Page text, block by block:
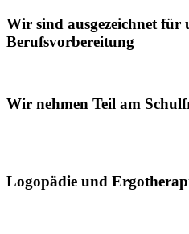
Wir sind ausgezeichnet für
Berufsvorbereitung
Wir nehmen Teil am
Logopädie und